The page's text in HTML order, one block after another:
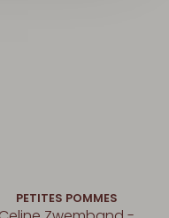
PETITES POMMES